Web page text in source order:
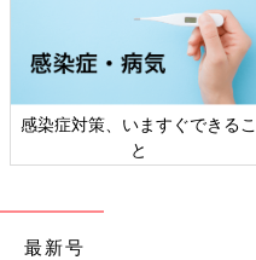
感染症対策、いますぐできるこ
と
最新号